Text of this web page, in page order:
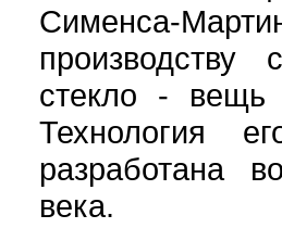
Сименса-
стекло - вещь
Технология
разработана
века.